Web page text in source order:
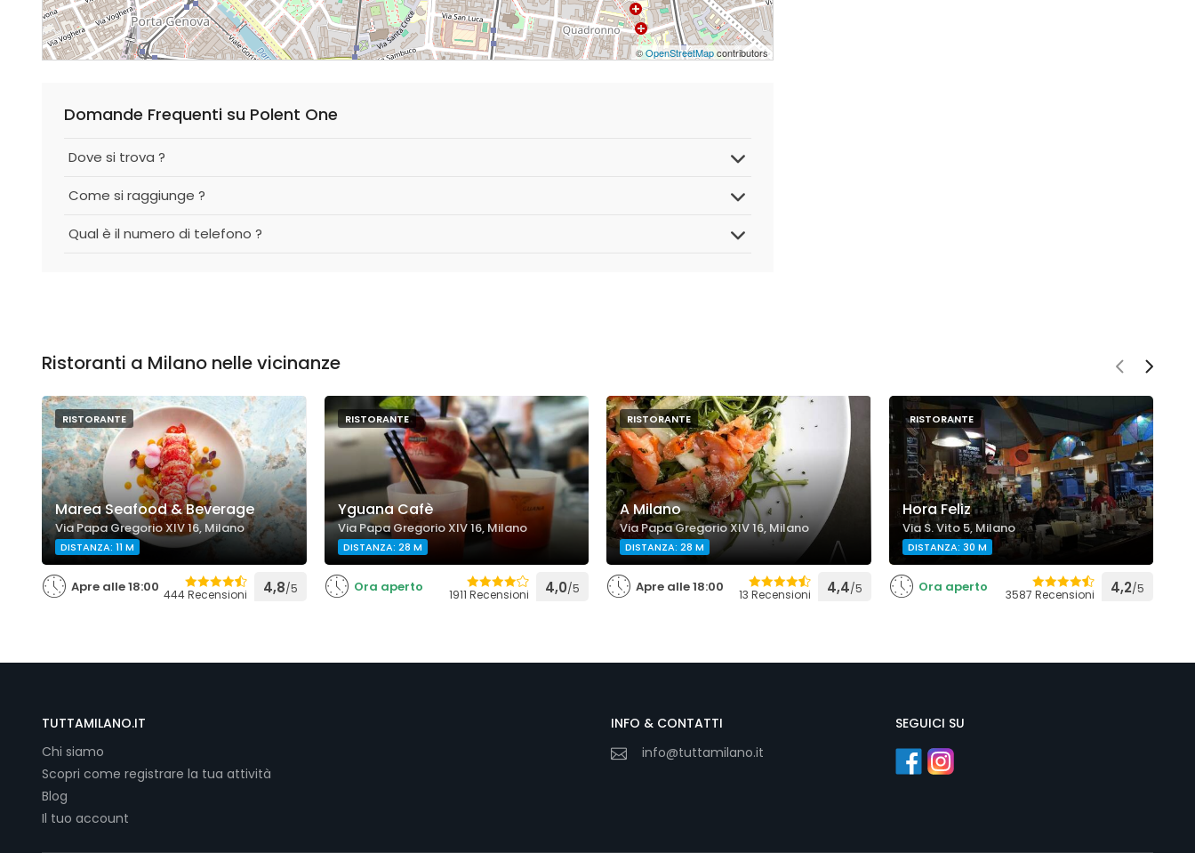
©OpenStreetMapcontributors
Domande Frequenti su Polent One
Dove si trova ?
Come si raggiunge ?
Qual è il numero di telefono ?
Ristoranti a Milano nelle vicinanze
RISTORANTE
Marea Seafood & Beverage
Via Papa Gregorio XIV 16, Milano
DISTANZA: 11 M
Apre alle 18:00 444 Recensioni 4,8/5
RISTORANTE
Yguana Cafè
Via Papa Gregorio XIV 16, Milano
DISTANZA: 28 M
Ora aperto 1911 Recensioni 4,0/5
RISTORANTE
A Milano
Via Papa Gregorio XIV 16, Milano
DISTANZA: 28 M
Apre alle 18:00 13 Recensioni 4,4/5
RISTORANTE
Hora Feliz
Via S. Vito 5, Milano
DISTANZA: 30 M
Ora aperto 3587 Recensioni 4,2/5
TUTTAMILANO.IT
Chi siamo
Scopri come registrare la tua attività
Blog
Il tuo account
INFO & CONTATTI
info@tuttamilano.it
SEGUICI SU